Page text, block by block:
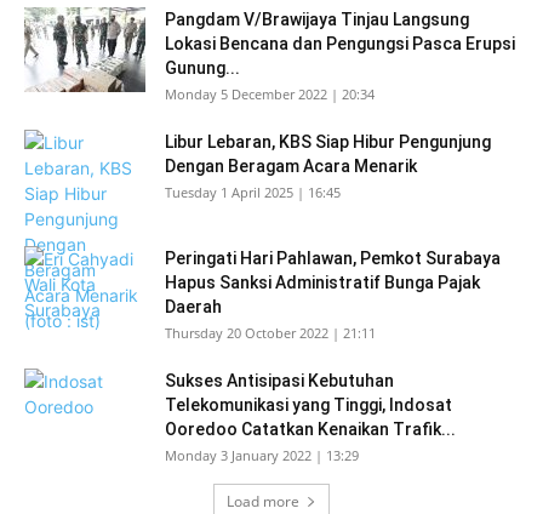
Pangdam V/Brawijaya Tinjau Langsung
Lokasi Bencana dan Pengungsi Pasca Erupsi
Gunung...
Monday 5 December 2022 | 20:34
Libur Lebaran, KBS Siap Hibur Pengunjung
Dengan Beragam Acara Menarik
Tuesday 1 April 2025 | 16:45
Peringati Hari Pahlawan, Pemkot Surabaya
Hapus Sanksi Administratif Bunga Pajak
Daerah
Thursday 20 October 2022 | 21:11
Sukses Antisipasi Kebutuhan
Telekomunikasi yang Tinggi, Indosat
Ooredoo Catatkan Kenaikan Trafik...
Monday 3 January 2022 | 13:29
Load more